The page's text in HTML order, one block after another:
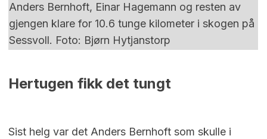
Anders Bernhoft, Einar Hagemann og resten av
gjengen klare for 10.6 tunge kilometer i skogen på
Sessvoll. Foto: Bjørn Hytjanstorp
Hertugen fikk det tungt
Sist helg var det Anders Bernhoft som skulle i